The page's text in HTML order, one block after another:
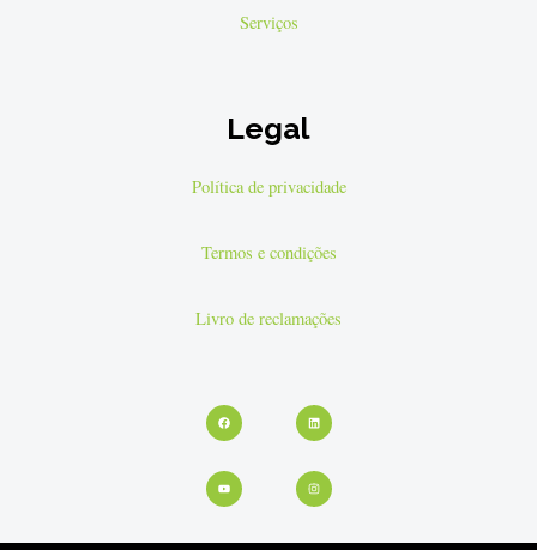
Serviços
Legal
Política de privacidade
Termos e condições
Livro de reclamações
Facebook Linkedin
Youtube Instagram